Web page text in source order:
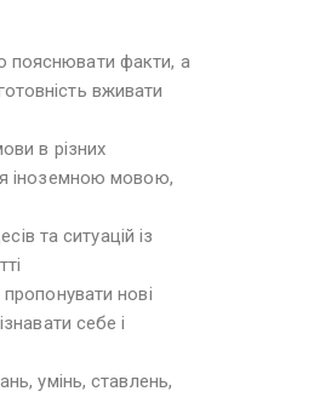
пояснювати факти, а
вживати
в різних
іноземною мовою,
та ситуацій із
нові
себе і
умінь, ставлень,